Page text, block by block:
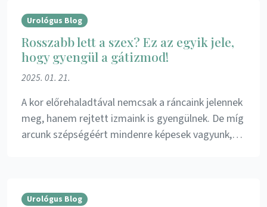
Urológus Blog
Rosszabb lett a szex? Ez az egyik jele,
hogy gyengül a gátizmod!
2025. 01. 21.
A kor előrehaladtával nemcsak a ráncaink jelennek
meg, hanem rejtett izmaink is gyengülnek. De míg
arcunk szépségéért mindenre képesek vagyunk,…
Urológus Blog